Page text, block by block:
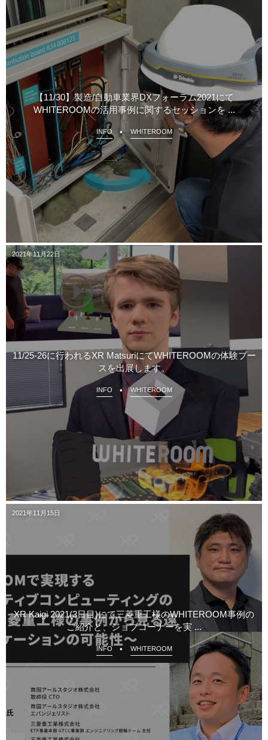
【11/30】製造/自動車業界DXフォーラム2021にて
WHITEROOMの活用事例に関するセッションを ...
INFO WHITEROOM
2021年11月22日
11/25-26に行われるXR MatsuriにてWHITEROOMの体験ブー
スを出展します。
INFO WHITEROOM
2021年11月15日
XR Kaigi 2021(3日目)にて三菱重工様のWHITEROOM事例の
ご紹介と、ジョブコーナーを実 ...
INFO WHITEROOM